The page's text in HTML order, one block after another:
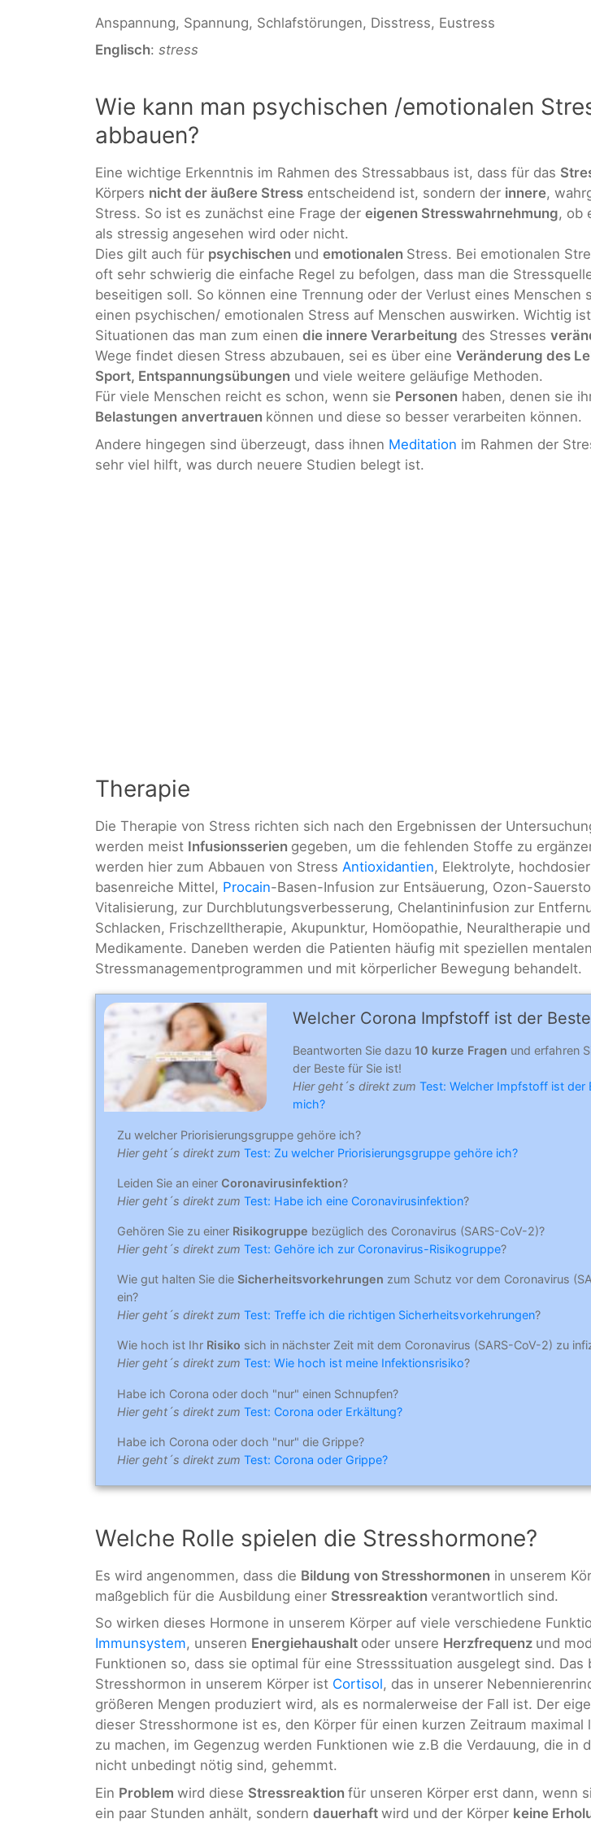
Anspannung, Spannung, Schlafstörungen, Disstress, Eustress
Englisch: stress
Wie kann man psychischen /emotionalen
abbauen?
Eine wichtige Erkenntnis im Rahmen des Stressabbaus ist, dass für das
Körpers nicht der äußere Stress entscheidend ist, sondern der innere,
Stress. So ist es zunächst eine Frage der eigenen Stresswahrnehmung, ob
als stressig angesehen wird oder nicht.
Dies gilt auch für psychischen und emotionalen Stress. Bei emotionalen
oft sehr schwierig die einfache Regel zu befolgen, dass man die
beseitigen soll. So können eine Trennung oder der Verlust eines Menschen
einen psychischen/ emotionalen Stress auf Menschen auswirken. Wichtig
Situationen das man zum einen die innere Verarbeitung des Stresses
Wege findet diesen Stress abzubauen, sei es über eine Veränderung des
Sport, Entspannungsübungen und viele weitere geläufige Methoden.
Für viele Menschen reicht es schon, wenn sie Personen haben, denen sie
Belastungen anvertrauen können und diese so besser verarbeiten können.
Andere hingegen sind überzeugt, dass ihnen Meditation im Rahmen der
sehr viel hilft, was durch neuere Studien belegt ist.
Therapie
Die Therapie von Stress richten sich nach den Ergebnissen der
werden meist Infusionsserien gegeben, um die fehlenden Stoffe zu
werden hier zum Abbauen von Stress Antioxidantien, Elektrolyte,
basenreiche Mittel, Procain-Basen-Infusion zur Entsäuerung, Ozon-
Vitalisierung, zur Durchblutungsverbesserung, Chelantininfusion zur
Schlacken, Frischzelltherapie, Akupunktur, Homöopathie, Neuraltherapie
Medikamente. Daneben werden die Patienten häufig mit speziellen mentalen
Stressmanagementprogrammen und mit körperlicher Bewegung behandelt.
Welcher Corona Impfstoff ist der
Beantworten Sie dazu 10 kurze Fragen und erfahren
der Beste für Sie ist!
Hier geht´s direkt zum Test: Welcher Impfstoff ist der
mich?
Zu welcher Priorisierungsgruppe gehöre ich?
Hier geht´s direkt zum Test: Zu welcher Priorisierungsgruppe gehöre ich?
Leiden Sie an einer Coronavirusinfektion?
Hier geht´s direkt zum Test: Habe ich eine Coronavirusinfektion?
Gehören Sie zu einer Risikogruppe bezüglich des Coronavirus (SARS-CoV-2)?
Hier geht´s direkt zum Test: Gehöre ich zur Coronavirus-Risikogruppe?
Wie gut halten Sie die Sicherheitsvorkehrungen zum Schutz vor dem Coronavirus
ein?
Hier geht´s direkt zum Test: Treffe ich die richtigen Sicherheitsvorkehrungen?
Wie hoch ist Ihr Risiko sich in nächster Zeit mit dem Coronavirus (SARS-CoV-2) zu
Hier geht´s direkt zum Test: Wie hoch ist meine Infektionsrisiko?
Habe ich Corona oder doch "nur" einen Schnupfen?
Hier geht´s direkt zum Test: Corona oder Erkältung?
Habe ich Corona oder doch "nur" die Grippe?
Hier geht´s direkt zum Test: Corona oder Grippe?
Welche Rolle spielen die Stresshormone?
Es wird angenommen, dass die Bildung von Stresshormonen in unserem
maßgeblich für die Ausbildung einer Stressreaktion verantwortlich sind.
So wirken dieses Hormone in unserem Körper auf viele verschiedene
Immunsystem, unseren Energiehaushalt oder unsere Herzfrequenz und
Funktionen so, dass sie optimal für eine Stresssituation ausgelegt sind. Das
Stresshormon in unserem Körper ist Cortisol, das in unserer
größeren Mengen produziert wird, als es normalerweise der Fall ist. Der
dieser Stresshormone ist es, den Körper für einen kurzen Zeitraum maximal
zu machen, im Gegenzug werden Funktionen wie z.B die Verdauung, die in
nicht unbedingt nötig sind, gehemmt.
Ein Problem wird diese Stressreaktion für unseren Körper erst dann, wenn
ein paar Stunden anhält, sondern dauerhaft wird und der Körper keine